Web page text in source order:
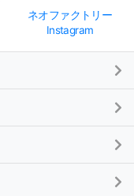
ネオファクトリー
Instagram